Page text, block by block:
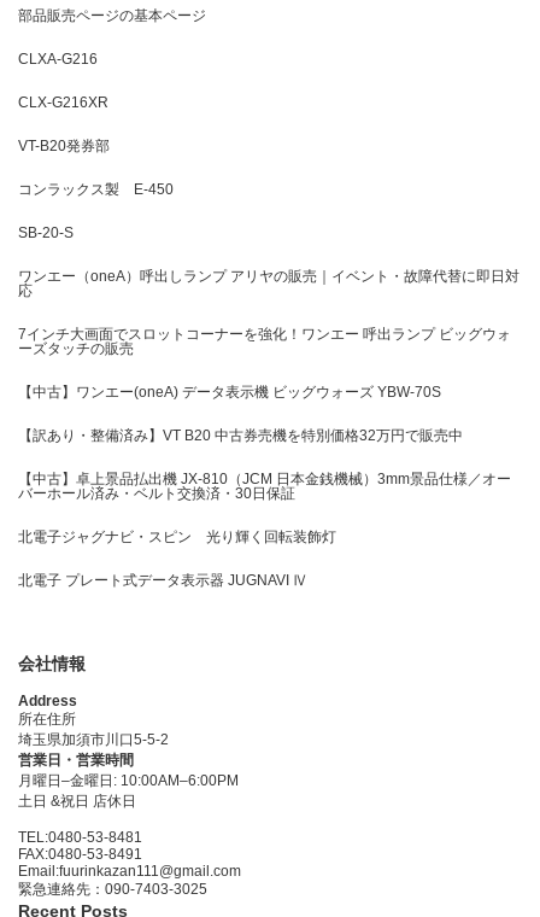
部品販売ページの基本ページ
CLXA-G216
CLX-G216XR
VT-B20発券部
コンラックス製 E-450
SB-20-S
ワンエー（oneA）呼出しランプ アリヤの販売｜イベント・故障代替に即日対
応
7インチ大画面でスロットコーナーを強化！ワンエー 呼出ランプ ビッグウォ
ーズタッチの販売
【中古】ワンエー(oneA) データ表示機 ビッグウォーズ YBW-70S
【訳あり・整備済み】VT B20 中古券売機を特別価格32万円で販売中
【中古】卓上景品払出機 JX-810（JCM 日本金銭機械）3mm景品仕様／オー
バーホール済み・ベルト交換済・30日保証
北電子ジャグナビ・スピン 光り輝く回転装飾灯
北電子 プレート式データ表示器 JUGNAVI Ⅳ
会社情報
Address
所在住所
埼玉県加須市川口5-5-2
営業日・営業時間
月曜日–金曜日: 10:00AM–6:00PM
土日 &祝日 店休日
TEL:0480-53-8481
FAX:0480-53-8491
Email:fuurinkazan111@gmail.com
緊急連絡先：090-7403-3025
Recent Posts